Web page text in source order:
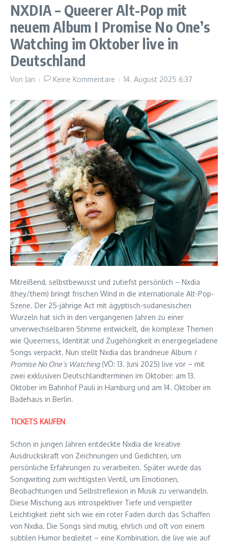
NXDIA – Queerer Alt-Pop mit
neuem Album I Promise No One’s
Watching im Oktober live in
Deutschland
Von Jan Keine Kommentare 14. August 2025 6:37
Mitreißend, selbstbewusst und zutiefst persönlich – Nxdia
(they/them) bringt frischen Wind in die internationale Alt-Pop-
Szene. Der 25-jährige Act mit ägyptisch-sudanesischen
Wurzeln hat sich in den vergangenen Jahren zu einer
unverwechselbaren Stimme entwickelt, die komplexe Themen
wie Queerness, Identität und Zugehörigkeit in energiegeladene
Songs verpackt. Nun stellt Nxdia das brandneue Album I
Promise No One’s Watching(VÖ: 13. Juni 2025) live vor – mit
zwei exklusiven Deutschlandterminen im Oktober: am 13.
Oktober im Bahnhof Pauli in Hamburg und am 14. Oktober im
Badehaus in Berlin.
TICKETS KAUFEN
Schon in jungen Jahren entdeckte Nxdia die kreative
Ausdruckskraft von Zeichnungen und Gedichten, um
persönliche Erfahrungen zu verarbeiten. Später wurde das
Songwriting zum wichtigsten Ventil, um Emotionen,
Beobachtungen und Selbstreflexion in Musik zu verwandeln.
Diese Mischung aus introspektiver Tiefe und verspielter
Leichtigkeit zieht sich wie ein roter Faden durch das Schaffen
von Nxdia. Die Songs sind mutig, ehrlich und oft von einem
subtilen Humor begleitet – eine Kombination, die live wie auf